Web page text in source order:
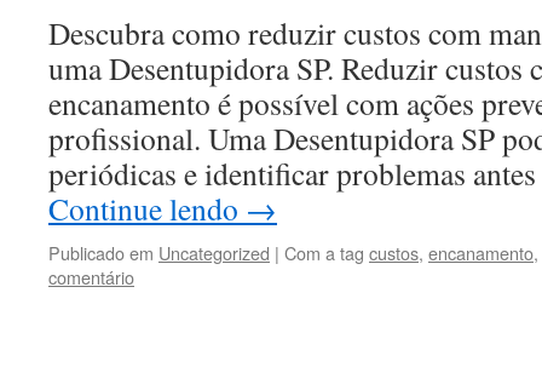
Descubra como reduzir custos com
uma Desentupidora SP. Reduzir custos
encanamento é possível com ações
profissional. Uma Desentupidora SP
periódicas e identificar problemas
Continue lendo →
Publicado em Uncategorized | Com a tag custos, encanamento,
comentário